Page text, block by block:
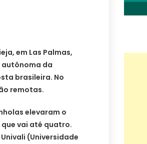
em Las Palmas,
autônoma da
brasileira. No
remotas.
elevaram o
vai até quatro.
(Universidade